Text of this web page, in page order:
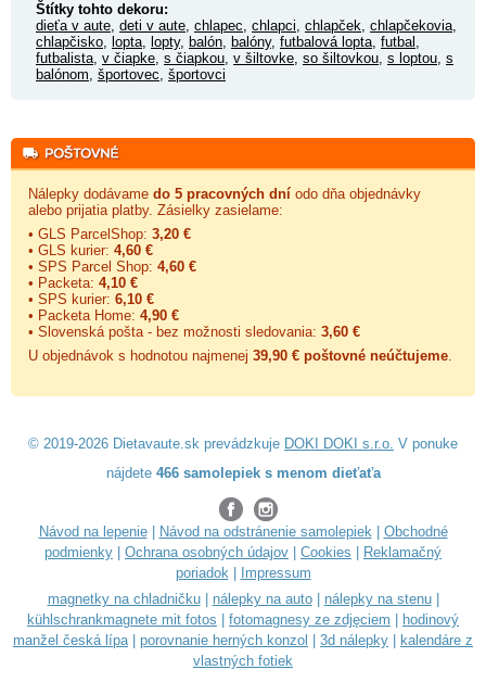
Štítky tohto dekoru:
dieťa v aute, deti v aute, chlapec, chlapci, chlapček, chlapčekovia,
chlapčisko, lopta, lopty, balón, balóny, futbalová lopta, futbal ,
futbalista, v čiapke, s čiapkou, v šiltovke, so šiltovkou, s loptou, s
balónom, športovec, športovci
Nálepky dodávame do 5 pracovných dní odo dňa objednávky
alebo prijatia platby. Zásielky zasielame:
• GLS ParcelShop: 3,20 €
• GLS kurier: 4,60 €
• SPS Parcel Shop: 4,60 €
• Packeta: 4,10 €
• SPS kurier: 6,10 €
• Packeta Home: 4,90 €
• Slovenská pošta - bez možnosti sledovania: 3,60 €
U objednávok s hodnotou najmenej 39,90 € poštovné neúčtujeme.
© 2019-2026 Dietavaute.sk prevádzkuje DOKI DOKI s.r.o. V ponuke
nájdete 466 samolepiek s menom dieťaťa
Návod na lepenie| Návod na odstránenie samolepiek| Obchodné
podmienky
Ochrana osobných údajov Cookies
Reklamačný
poriadok|
Impressum
magnetky na chladničku| nálepky na auto| nálepky na stenu|
kühlschrankmagnete mit fotos
fotomagnesy ze zdjęciem
hodinový
manžel česká lípa| porovnanie herných konzol 3d nálepky
kalendáre z
vlastných fotiek